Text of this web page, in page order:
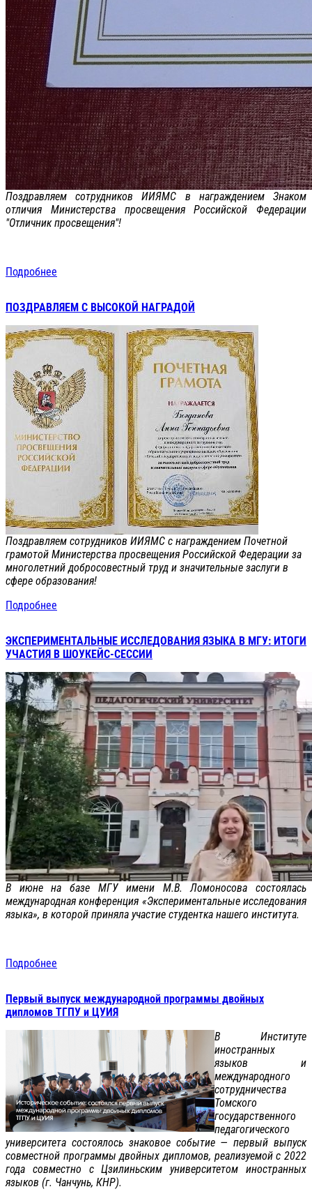
Поздравляем сотрудников ИИЯМС в награждением Знаком
отличия Министерства просвещения Российской Федерации
"Отличник просвещения"!
Подробнее
ПОЗДРАВЛЯЕМ С ВЫСОКОЙ НАГРАДОЙ
Поздравляем сотрудников ИИЯМС с награждением Почетной
грамотой Министерства просвещения Российской Федерации за
многолетний добросовестный труд и значительные заслуги в
сфере образования!
Подробнее
ЭКСПЕРИМЕНТАЛЬНЫЕ ИССЛЕДОВАНИЯ ЯЗЫКА В МГУ: ИТОГИ
УЧАСТИЯ В ШОУКЕЙС-СЕССИИ
В июне на базе МГУ имени М.В. Ломоносова состоялась
международная конференция «Экспериментальные исследования
языка», в которой приняла участие студентка нашего института.
Подробнее
Первый выпуск международной программы двойных
дипломов ТГПУ и ЦУИЯ
В Институте
иностранных
языков и
международного
сотрудничества
Томского
государственного
педагогического
университета состоялось знаковое событие — первый выпуск
совместной программы двойных дипломов, реализуемой с 2022
года совместно с Цзилиньским университетом иностранных
языков (г. Чанчунь, КНР).